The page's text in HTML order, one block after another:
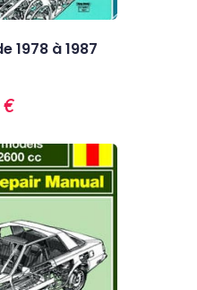
1978 à 1987
€